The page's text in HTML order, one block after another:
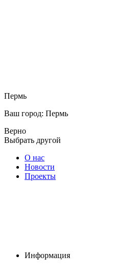
Пермь
Ваш город: Пермь
Верно
Выбрать другой
О нас
Новости
Проекты
Информация